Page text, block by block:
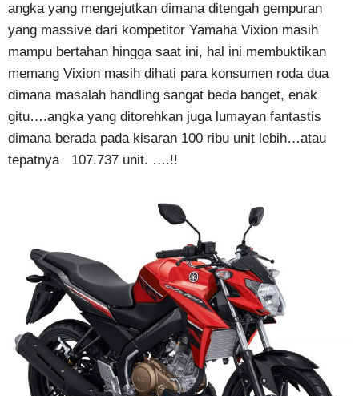
angka yang mengejutkan dimana ditengah gempuran
yang massive dari kompetitor Yamaha Vixion masih
mampu bertahan hingga saat ini, hal ini membuktikan
memang Vixion masih dihati para konsumen roda dua
dimana masalah handling sangat beda banget, enak
gitu….angka yang ditorehkan juga lumayan fantastis
dimana berada pada kisaran 100 ribu unit lebih…atau
tepatnya 107.737 unit. ….!!